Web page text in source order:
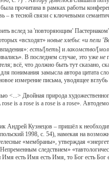
была прочитана в рамках работы
– в тесной связи с ключевыми
вслед за 'повторяющим'
«всходят» новые хлебы: «и пели
есть/[петь] илакомство/[
В последнем случае, это уже не
всё, что должно быть тут сказано,
понимания замысла автора цитата
измерение письма, уводящее
<...> Двойная природа
is a rose is a rose is a rose».
Андрей Кузнецов – пришёл к
1998, с. 54), намекая на
«мембраны», утверждая
следствием»
есть Имя есть Имя, то Бог есть Бог